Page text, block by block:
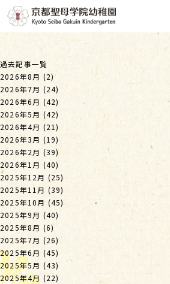
過去記事一覧
2026年8月 (2)
2026年7月 (24)
2026年6月 (42)
2026年5月 (42)
2026年4月 (21)
2026年3月 (19)
2026年2月 (39)
2026年1月 (40)
2025年12月 (25)
2025年11月 (39)
2025年10月 (45)
2025年9月 (40)
2025年8月 (6)
2025年7月 (26)
2025年6月 (45)
2025年5月 (43)
2025年4月 (22)